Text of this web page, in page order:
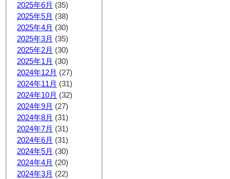
2025年6月 (35)
2025年5月 (38)
2025年4月 (30)
2025年3月 (35)
2025年2月 (30)
2025年1月 (30)
2024年12月 (27)
2024年11月 (31)
2024年10月 (32)
2024年9月 (27)
2024年8月 (31)
2024年7月 (31)
2024年6月 (31)
2024年5月 (30)
2024年4月 (20)
2024年3月 (22)